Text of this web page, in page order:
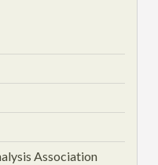
Association